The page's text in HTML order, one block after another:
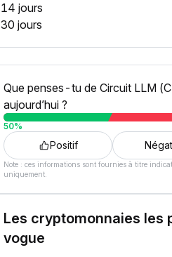
14 jours
30 jours
Que penses-tu de Circuit LLM
aujourd’hui ?
50%
Positif
Note : ces informations sont fournies à titre
uniquement.
Les cryptomonnaies les
vogue